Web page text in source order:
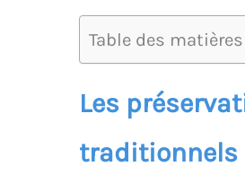
Table des matières
Les
traditionnels